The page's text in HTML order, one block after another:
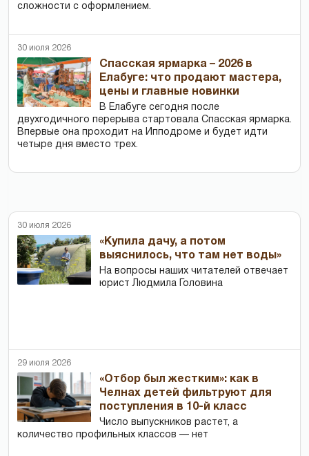
сложности с оформлением.
30 июля 2026
Спасская ярмарка – 2026 в
Елабуге: что продают мастера,
цены и главные новинки
В Елабуге сегодня после
двухгодичного перерыва стартовала Спасская ярмарка.
Впервые она проходит на Ипподроме и будет идти
четыре дня вместо трех.
30 июля 2026
«Купила дачу, а потом
выяснилось, что там нет воды»
На вопросы наших читателей отвечает
юрист Людмила Головина
29 июля 2026
«Отбор был жестким»: как в
Челнах детей фильтруют для
поступления в 10-й класс
Число выпускников растет, а
количество профильных классов — нет